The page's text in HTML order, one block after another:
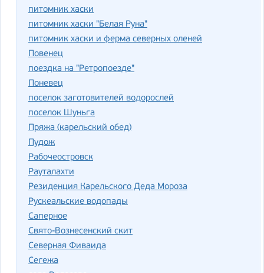
питомник хаски
питомник хаски "Белая Руна"
питомник хаски и ферма северных оленей
Повенец
поездка на "Ретропоезде"
Поневец
поселок заготовителей водорослей
поселок Шуньга
Пряжа (карельский обед)
Пудож
Рабочеостровск
Рауталахти
Резиденция Карельского Деда Мороза
Рускеальские водопады
Саперное
Свято-Вознесенский скит
Северная Фиваида
Сегежа